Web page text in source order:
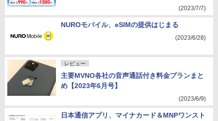
(2023/7/7)
NUROモバイル、eSIMの提供はじまる
(2023/6/28)
レビュー
主要MVNO各社の音声通話付き料金プランまと
め【2023年6月号】
(2023/6/9)
日本通信アプリ、マイナカード＆MNPワンスト